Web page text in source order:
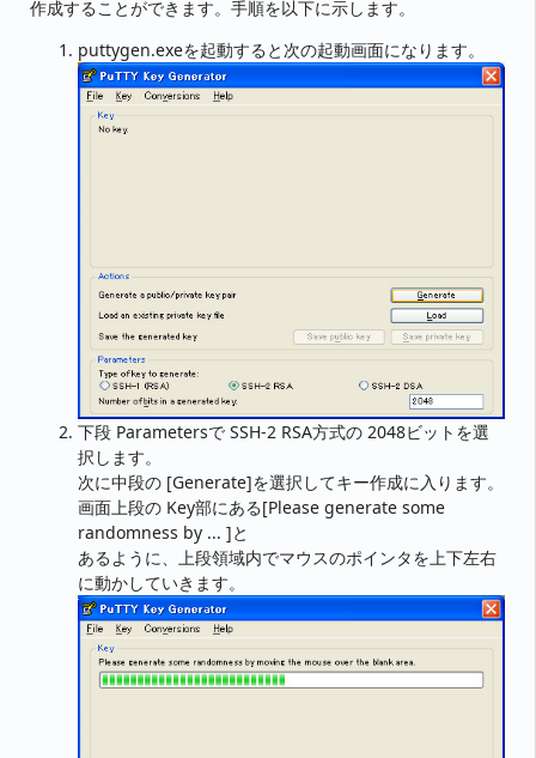
作成することができます。手順を以下に示します。
puttygen.exeを起動すると次の起動画面になります。
下段 Parametersで SSH-2 RSA方式の 2048ビットを選
択します。
次に中段の [Generate]を選択してキー作成に入ります。
画面上段の Key部にある[Please generate some
randomness by ... ]と
あるように、上段領域内でマウスのポインタを上下左右
に動かしていきます。